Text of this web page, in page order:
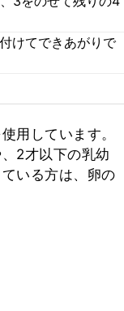
けてできあがりで
用しています。
2才以下の乳幼
いる方は、卵の